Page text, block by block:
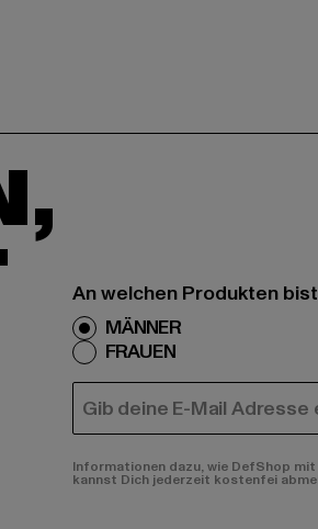
An welchen Produkten
MÄNNER
FRAUEN
E-MAIL
Informationen dazu, wie DefShop
kannst Dich jederzeit kostenfei